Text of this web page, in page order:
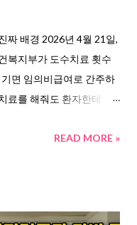
짜 배경 2026년 4월 21일,
복지부가 도수치료 횟수
면 임의비급여로 간주하
료를 해줘도 환자한테 돈
이다. 소셜미디어에서는
이 벌어졌다. 10만 원짜리
READ MORE »